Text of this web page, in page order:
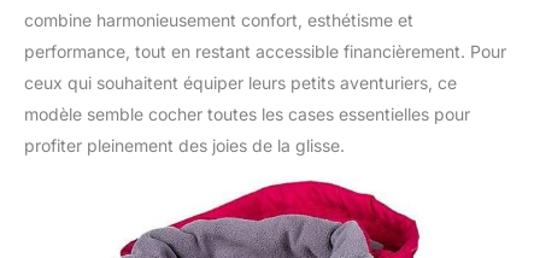
combine harmonieusement confort, esthétisme et
performance, tout en restant accessible financièrement. Pour
ceux qui souhaitent équiper leurs petits aventuriers, ce
modèle semble cocher toutes les cases essentielles pour
profiter pleinement des joies de la glisse.